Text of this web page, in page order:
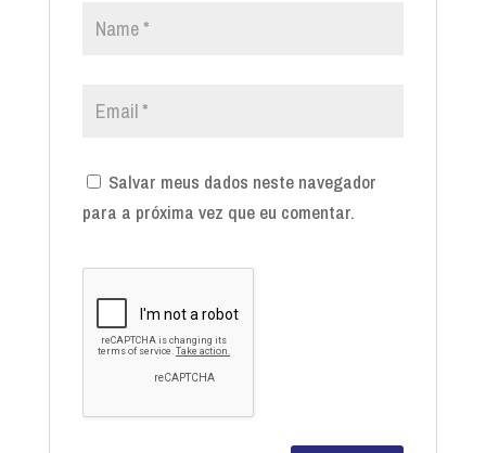
Salvar meus dados neste navegador
para a próxima vez que eu comentar.